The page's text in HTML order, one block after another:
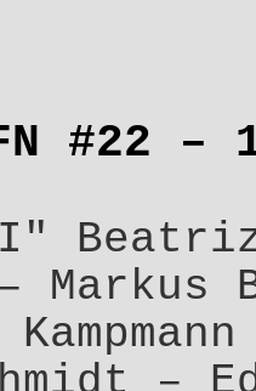
#22
Markus